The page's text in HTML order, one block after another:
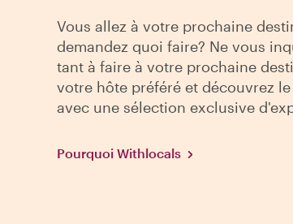
Vous allez à votre prochaine
demandez quoi faire? Ne vous
tant à faire à votre prochaine
votre hôte préféré et découvrez
avec une sélection exclusive
Pourquoi Withlocals